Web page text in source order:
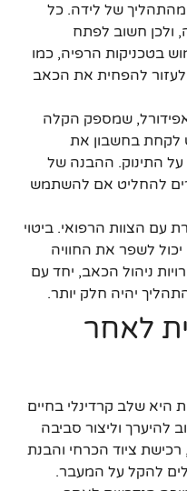
של לידה. כל
ולכן חשוב לפתח
בטכניקות הרפיה, כמו
לעזור להפחית את הכאב
שמספק הקלה
לקחת בחשבון את
התינוק. ההבנה של
להחליט אם להשתמש
עם הצוות הרפואי. ביטוי
לשפר את החוויה
ניהול הכאב, יחד עם
יהיה חלק יותר.
לאחר
שלב קרדינלי בחיים
להיערך וליצור סביבה
ציוד הכרחי והבנת
להקל על המעבר.